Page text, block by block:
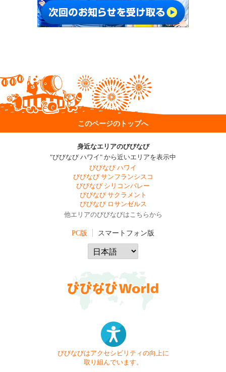
このページのトップへ
身近なエリアのびびなび
"びびなび ハワイ" から近いエリアを表示中
びびなび ハワイ
びびなび サンフランシスコ
びびなび シリコンバレー
びびなび サクラメント
びびなび ロサンゼルス
他エリアのびびなびはこちらから
PC版 スマートフォン版
びびなびはアクセシビリティの向上に
取り組んでいます。